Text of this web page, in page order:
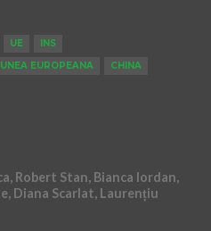
UE
INS
EUROPEANA
CHINA
Robert Stan, Bianca Iordan,
Diana Scarlat, Laurențiu